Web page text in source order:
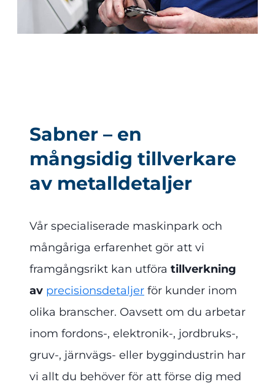
Sabner – en
mångsidig tillverkare
av metalldetaljer
Vår specialiserade maskinpark och
mångåriga erfarenhet gör att vi
framgångsrikt kan utföra tillverkning
av precisionsdetaljer för kunder inom
olika branscher. Oavsett om du arbetar
inom fordons-, elektronik-, jordbruks-,
gruv-, järnvägs- eller byggindustrin har
vi allt du behöver för att förse dig med